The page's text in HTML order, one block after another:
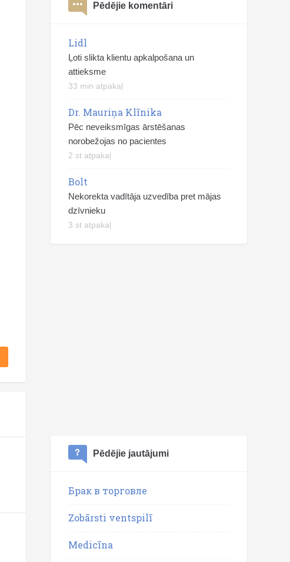
Pēdējie komentāri
Lidl
Ļoti slikta klientu apkalpošana un
attieksme
33 min atpakaļ
Dr. Mauriņa Klīnika
Pēc neveiksmīgas ārstēšanas
norobežojas no pacientes
2 st atpakaļ
Bolt
Nekorekta vadītāja uzvedība pret mājas
dzīvnieku
3 st atpakaļ
Pēdējie jautājumi
Брак в торговле
Zobārsti ventspilī
Medicīna